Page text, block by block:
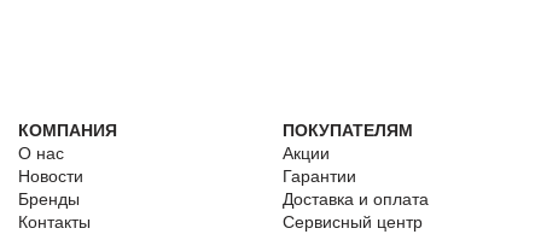
КОМПАНИЯ
О нас
Новости
Бренды
Контакты
ПОКУПАТЕЛЯМ
Акции
Гарантии
Доставка и оплата
Сервисный центр